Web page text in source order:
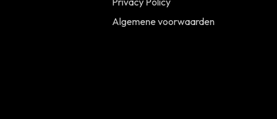
Algemene voorwaarden